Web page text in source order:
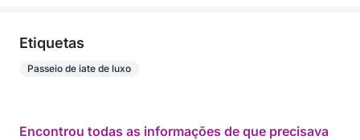
Etiquetas
Passeio de iate de luxo
Encontrou todas as informações de que precisava